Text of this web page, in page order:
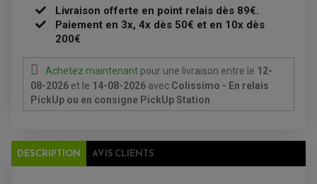
SELLE CONFORT
SUPPORT TOP CASE
SUPPORT VALISE LATERAL
TOP CASE ET VALISES
ÉCHAPPEMENT MOTO
SILENCIEUX / ÉCHAPPEMENT MOTO
ACCESSOIRE ÉCHAPPEMENT
ACCESSOIRES ELECTRIQUE
BATTERIE
CHARGEUR BATTERIE
ÉCHAPEMENT SCOOTER
CLIGNOTANT TYPE ORIGINE
BATTERIE SCOOTER
ÉCHAPPEMENT QUAD
ENTRETIEN QUAD / SSV
BATTERIE
BOUGIE QUAD
FILTRE A AIR BMC QUAD
FILTRE A AIR QUAD
FILTRE A HUILE QUAD
CONDENSATEUR
BOBINE D'ALLUMAGE
COUPE-CONTACT
TRANSMISSION
KIT CHAÎNE
GUIDE CHAÎNE
PATIN DE BRAS OSCILLANT
ROULETTE DE CHAÎNE
PIÈCE MOTEUR
Livraison offerte en point relais dès 89€.
Paiement en 3x, 4x dès 50€ et en 10x dès
200€
Achetez maintenant pour une livraison entre le 12-
08-2026 et le 14-08-2026 avec Colissimo - En relais
PickUp ou en consigne PickUp Station
DESCRIPTION AVIS CLIENTS